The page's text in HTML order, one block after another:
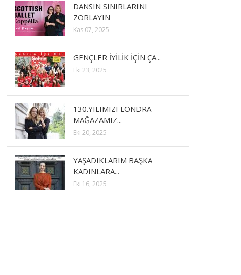
DANSIN SINIRLARINI
ZORLAYIN
Kas 07, 2025
GENÇLER İYİLİK İÇİN ÇA...
Eki 23, 2025
130.YILIMIZI LONDRA
MAĞAZAMIZ...
Eki 20, 2025
YAŞADIKLARIM BAŞKA
KADINLARA...
Eki 16, 2025